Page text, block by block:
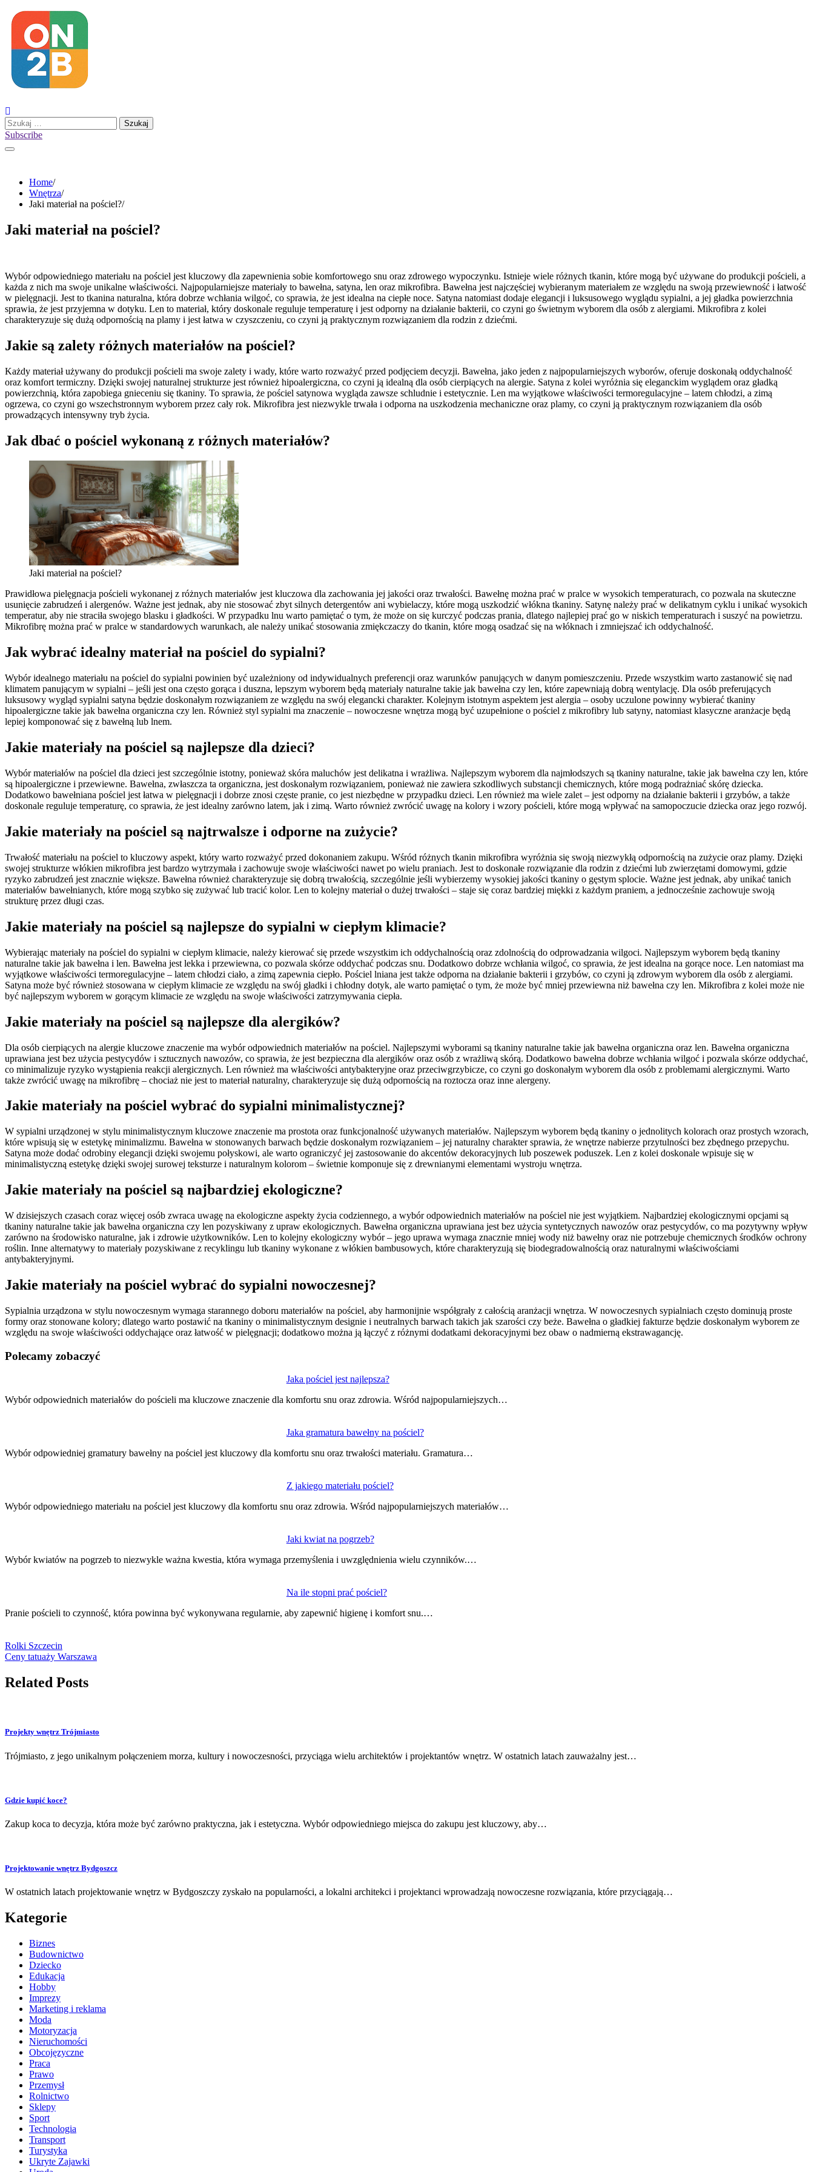
Skip
content
Szukaj:
Subscribe
Home
Wnętrza
Jaki materiał na pościel?
Jaki materiał na pościel?
Wybór odpowiedniego materiału na pościel jest kluczowy dla zapewnienia sobie komfortowego snu oraz zdrowego wypoczynku. Istnieje wiele różnych tkanin, które mogą być używane do produkcji pościeli, a
każda z nich ma swoje unikalne właściwości. Najpopularniejsze materiały to bawełna, satyna, len oraz mikrofibra. Bawełna jest najczęściej wybieranym materiałem ze względu na swoją przewiewność i łatwość
w pielęgnacji. Jest to tkanina naturalna, która dobrze wchłania wilgoć, co sprawia, że jest idealna na ciepłe noce. Satyna natomiast dodaje elegancji i luksusowego wyglądu sypialni, a jej gładka powierzchnia
sprawia, że jest przyjemna w dotyku. Len to materiał, który doskonale reguluje temperaturę i jest odporny na działanie bakterii, co czyni go świetnym wyborem dla osób z alergiami. Mikrofibra z kolei
charakteryzuje się dużą odpornością na plamy i jest łatwa w czyszczeniu, co czyni ją praktycznym rozwiązaniem dla rodzin z dziećmi.
Jakie są zalety różnych materiałów na pościel?
Każdy materiał używany do produkcji pościeli ma swoje zalety i wady, które warto rozważyć przed podjęciem decyzji. Bawełna, jako jeden z najpopularniejszych wyborów, oferuje doskonałą oddychalność
oraz komfort termiczny. Dzięki swojej naturalnej strukturze jest również hipoalergiczna, co czyni ją idealną dla osób cierpiących na alergie. Satyna z kolei wyróżnia się eleganckim wyglądem oraz gładką
powierzchnią, która zapobiega gnieceniu się tkaniny. To sprawia, że pościel satynowa wygląda zawsze schludnie i estetycznie. Len ma wyjątkowe właściwości termoregulacyjne – latem chłodzi, a zimą
ogrzewa, co czyni go wszechstronnym wyborem przez cały rok. Mikrofibra jest niezwykle trwała i odporna na uszkodzenia mechaniczne oraz plamy, co czyni ją praktycznym rozwiązaniem dla osób
prowadzących intensywny tryb życia.
Jak dbać o pościel wykonaną z różnych materiałów?
Jaki materiał na pościel?
Prawidłowa pielęgnacja pościeli wykonanej z różnych materiałów jest kluczowa dla zachowania jej jakości oraz trwałości. Bawełnę można prać w pralce w wysokich temperaturach, co pozwala na skuteczne
usunięcie zabrudzeń i alergenów. Ważne jest jednak, aby nie stosować zbyt silnych detergentów ani wybielaczy, które mogą uszkodzić włókna tkaniny. Satynę należy prać w delikatnym cyklu i unikać wysokich
temperatur, aby nie straciła swojego blasku i gładkości. W przypadku lnu warto pamiętać o tym, że może on się kurczyć podczas prania, dlatego najlepiej prać go w niskich temperaturach i suszyć na powietrzu.
Mikrofibrę można prać w pralce w standardowych warunkach, ale należy unikać stosowania zmiękczaczy do tkanin, które mogą osadzać się na włóknach i zmniejszać ich oddychalność.
Jak wybrać idealny materiał na pościel do sypialni?
Wybór idealnego materiału na pościel do sypialni powinien być uzależniony od indywidualnych preferencji oraz warunków panujących w danym pomieszczeniu. Przede wszystkim warto zastanowić się nad
klimatem panującym w sypialni – jeśli jest ona często gorąca i duszna, lepszym wyborem będą materiały naturalne takie jak bawełna czy len, które zapewniają dobrą wentylację. Dla osób preferujących
luksusowy wygląd sypialni satyna będzie doskonałym rozwiązaniem ze względu na swój elegancki charakter. Kolejnym istotnym aspektem jest alergia – osoby uczulone powinny wybierać tkaniny
hipoalergiczne takie jak bawełna organiczna czy len. Również styl sypialni ma znaczenie – nowoczesne wnętrza mogą być uzupełnione o pościel z mikrofibry lub satyny, natomiast klasyczne aranżacje będą
lepiej komponować się z bawełną lub lnem.
Jakie materiały na pościel są najlepsze dla dzieci?
Wybór materiałów na pościel dla dzieci jest szczególnie istotny, ponieważ skóra maluchów jest delikatna i wrażliwa. Najlepszym wyborem dla najmłodszych są tkaniny naturalne, takie jak bawełna czy len, które
są hipoalergiczne i przewiewne. Bawełna, zwłaszcza ta organiczna, jest doskonałym rozwiązaniem, ponieważ nie zawiera szkodliwych substancji chemicznych, które mogą podrażniać skórę dziecka.
Dodatkowo bawełniana pościel jest łatwa w pielęgnacji i dobrze znosi częste pranie, co jest niezbędne w przypadku dzieci. Len również ma wiele zalet – jest odporny na działanie bakterii i grzybów, a także
doskonale reguluje temperaturę, co sprawia, że jest idealny zarówno latem, jak i zimą. Warto również zwrócić uwagę na kolory i wzory pościeli, które mogą wpływać na samopoczucie dziecka oraz jego rozwój.
Jakie materiały na pościel są najtrwalsze i odporne na zużycie?
Trwałość materiału na pościel to kluczowy aspekt, który warto rozważyć przed dokonaniem zakupu. Wśród różnych tkanin mikrofibra wyróżnia się swoją niezwykłą odpornością na zużycie oraz plamy. Dzięki
swojej strukturze włókien mikrofibra jest bardzo wytrzymała i zachowuje swoje właściwości nawet po wielu praniach. Jest to doskonałe rozwiązanie dla rodzin z dziećmi lub zwierzętami domowymi, gdzie
ryzyko zabrudzeń jest znacznie większe. Bawełna również charakteryzuje się dobrą trwałością, szczególnie jeśli wybierzemy wysokiej jakości tkaniny o gęstym splocie. Ważne jest jednak, aby unikać tanich
materiałów bawełnianych, które mogą szybko się zużywać lub tracić kolor. Len to kolejny materiał o dużej trwałości – staje się coraz bardziej miękki z każdym praniem, a jednocześnie zachowuje swoją
strukturę przez długi czas.
Jakie materiały na pościel są najlepsze do sypialni w ciepłym klimacie?
Wybierając materiały na pościel do sypialni w ciepłym klimacie, należy kierować się przede wszystkim ich oddychalnością oraz zdolnością do odprowadzania wilgoci. Najlepszym wyborem będą tkaniny
naturalne takie jak bawełna i len. Bawełna jest lekka i przewiewna, co pozwala skórze oddychać podczas snu. Dodatkowo dobrze wchłania wilgoć, co sprawia, że jest idealna na gorące noce. Len natomiast ma
wyjątkowe właściwości termoregulacyjne – latem chłodzi ciało, a zimą zapewnia ciepło. Pościel lniana jest także odporna na działanie bakterii i grzybów, co czyni ją zdrowym wyborem dla osób z alergiami.
Satyna może być również stosowana w ciepłym klimacie ze względu na swój gładki i chłodny dotyk, ale warto pamiętać o tym, że może być mniej przewiewna niż bawełna czy len. Mikrofibra z kolei może nie
być najlepszym wyborem w gorącym klimacie ze względu na swoje właściwości zatrzymywania ciepła.
Jakie materiały na pościel są najlepsze dla alergików?
Dla osób cierpiących na alergie kluczowe znaczenie ma wybór odpowiednich materiałów na pościel. Najlepszymi wyborami są tkaniny naturalne takie jak bawełna organiczna oraz len. Bawełna organiczna
uprawiana jest bez użycia pestycydów i sztucznych nawozów, co sprawia, że jest bezpieczna dla alergików oraz osób z wrażliwą skórą. Dodatkowo bawełna dobrze wchłania wilgoć i pozwala skórze oddychać,
co minimalizuje ryzyko wystąpienia reakcji alergicznych. Len również ma właściwości antybakteryjne oraz przeciwgrzybicze, co czyni go doskonałym wyborem dla osób z problemami alergicznymi. Warto
także zwrócić uwagę na mikrofibrę – chociaż nie jest to materiał naturalny, charakteryzuje się dużą odpornością na roztocza oraz inne alergeny.
Jakie materiały na pościel wybrać do sypialni minimalistycznej?
W sypialni urządzonej w stylu minimalistycznym kluczowe znaczenie ma prostota oraz funkcjonalność używanych materiałów. Najlepszym wyborem będą tkaniny o jednolitych kolorach oraz prostych wzorach,
które wpisują się w estetykę minimalizmu. Bawełna w stonowanych barwach będzie doskonałym rozwiązaniem – jej naturalny charakter sprawia, że wnętrze nabierze przytulności bez zbędnego przepychu.
Satyna może dodać odrobiny elegancji dzięki swojemu połyskowi, ale warto ograniczyć jej zastosowanie do akcentów dekoracyjnych lub poszewek poduszek. Len z kolei doskonale wpisuje się w
minimalistyczną estetykę dzięki swojej surowej teksturze i naturalnym kolorom – świetnie komponuje się z drewnianymi elementami wystroju wnętrza.
Jakie materiały na pościel są najbardziej ekologiczne?
W dzisiejszych czasach coraz więcej osób zwraca uwagę na ekologiczne aspekty życia codziennego, a wybór odpowiednich materiałów na pościel nie jest wyjątkiem. Najbardziej ekologicznymi opcjami są
tkaniny naturalne takie jak bawełna organiczna czy len pozyskiwany z upraw ekologicznych. Bawełna organiczna uprawiana jest bez użycia syntetycznych nawozów oraz pestycydów, co ma pozytywny wpływ
zarówno na środowisko naturalne, jak i zdrowie użytkowników. Len to kolejny ekologiczny wybór – jego uprawa wymaga znacznie mniej wody niż bawełny oraz nie potrzebuje chemicznych środków ochrony
roślin. Inne alternatywy to materiały pozyskiwane z recyklingu lub tkaniny wykonane z włókien bambusowych, które charakteryzują się biodegradowalnością oraz naturalnymi właściwościami
antybakteryjnymi.
Jakie materiały na pościel wybrać do sypialni nowoczesnej?
Sypialnia urządzona w stylu nowoczesnym wymaga starannego doboru materiałów na pościel, aby harmonijnie współgrały z całością aranżacji wnętrza. W nowoczesnych sypialniach często dominują proste
formy oraz stonowane kolory; dlatego warto postawić na tkaniny o minimalistycznym designie i neutralnych barwach takich jak szarości czy beże. Bawełna o gładkiej fakturze będzie doskonałym wyborem ze
względu na swoje właściwości oddychające oraz łatwość w pielęgnacji; dodatkowo można ją łączyć z różnymi dodatkami dekoracyjnymi bez obaw o nadmierną ekstrawagancję.
Polecamy zobaczyć
Jaka pościel jest najlepsza?
Wybór odpowiednich materiałów do pościeli ma kluczowe znaczenie dla komfortu snu oraz zdrowia. Wśród najpopularniejszych…
Jaka gramatura bawełny na pościel?
Wybór odpowiedniej gramatury bawełny na pościel jest kluczowy dla komfortu snu oraz trwałości materiału. Gramatura…
Z jakiego materiału pościel?
Wybór odpowiedniego materiału na pościel jest kluczowy dla komfortu snu oraz zdrowia. Wśród najpopularniejszych materiałów…
Jaki kwiat na pogrzeb?
Wybór kwiatów na pogrzeb to niezwykle ważna kwestia, która wymaga przemyślenia i uwzględnienia wielu czynników.…
Na ile stopni prać pościel?
Pranie pościeli to czynność, która powinna być wykonywana regularnie, aby zapewnić higienę i komfort snu.…
wpisu
Rolki Szczecin
Ceny tatuaży Warszawa
Related Posts
Projekty wnętrz Trójmiasto
Trójmiasto, z jego unikalnym połączeniem morza, kultury i nowoczesności, przyciąga wielu architektów i projektantów wnętrz. W ostatnich latach zauważalny jest…
Gdzie kupić koce?
Zakup koca to decyzja, która może być zarówno praktyczna, jak i estetyczna. Wybór odpowiedniego miejsca do zakupu jest kluczowy, aby…
Projektowanie wnętrz Bydgoszcz
W ostatnich latach projektowanie wnętrz w Bydgoszczy zyskało na popularności, a lokalni architekci i projektanci wprowadzają nowoczesne rozwiązania, które przyciągają…
Kategorie
Biznes
Budownictwo
Dziecko
Edukacja
Hobby
Imprezy
Marketing i reklama
Moda
Motoryzacja
Nieruchomości
Obcojęzyczne
Praca
Prawo
Przemysł
Rolnictwo
Sklepy
Sport
Technologia
Transport
Turystyka
Ukryte Zajawki